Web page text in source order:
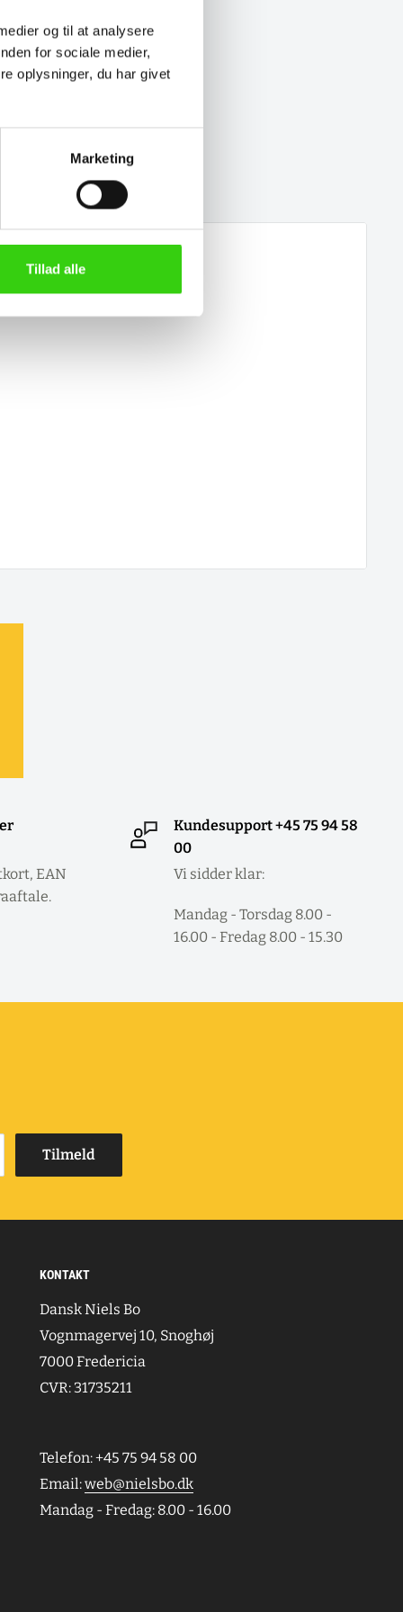
og til at analysere
for sociale medier,
oplysninger, du har givet
Marketing
Tillad alle
EAN
Kundesupport +45 75 94 58
00
Vi sidder klar:
Mandag - Torsdag 8.00 -
16.00 - Fredag 8.00 - 15.30
Tilmeld
KONTAKT
Dansk Niels Bo
Vognmagervej 10, Snoghøj
7000 Fredericia
CVR: 31735211
Telefon: +45 75 94 58 00
Email:web@nielsbo.dk
Mandag - Fredag: 8.00 - 16.00